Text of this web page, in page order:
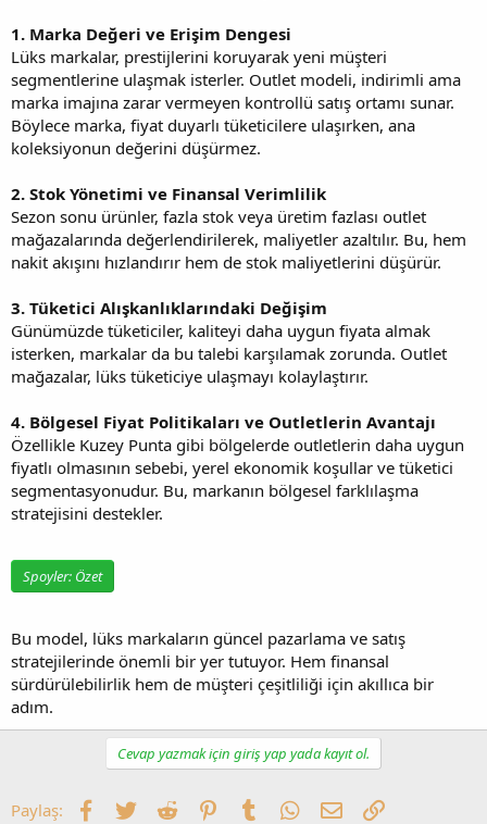
1. Marka Değeri ve Erişim Dengesi
Lüks markalar, prestijlerini koruyarak yeni müşteri
segmentlerine ulaşmak isterler. Outlet modeli, indirimli ama
marka imajına zarar vermeyen kontrollü satış ortamı sunar.
Böylece marka, fiyat duyarlı tüketicilere ulaşırken, ana
koleksiyonun değerini düşürmez.
2. Stok Yönetimi ve Finansal Verimlilik
Sezon sonu ürünler, fazla stok veya üretim fazlası outlet
mağazalarında değerlendirilerek, maliyetler azaltılır. Bu, hem
nakit akışını hızlandırır hem de stok maliyetlerini düşürür.
3. Tüketici Alışkanlıklarındaki Değişim
Günümüzde tüketiciler, kaliteyi daha uygun fiyata almak
isterken, markalar da bu talebi karşılamak zorunda. Outlet
mağazalar, lüks tüketiciye ulaşmayı kolaylaştırır.
4. Bölgesel Fiyat Politikaları ve Outletlerin Avantajı
Özellikle Kuzey Punta gibi bölgelerde outletlerin daha uygun
fiyatlı olmasının sebebi, yerel ekonomik koşullar ve tüketici
segmentasyonudur. Bu, markanın bölgesel farklılaşma
stratejisini destekler.
Spoyler: Özet
Bu model, lüks markaların güncel pazarlama ve satış
stratejilerinde önemli bir yer tutuyor. Hem finansal
sürdürülebilirlik hem de müşteri çeşitliliği için akıllıca bir
adım.
Cevap yazmak için giriş yap yada kayıt ol.
Paylaş: Facebook
TwitterReddit PinterestTumblrWhatsApp
E-postaLink